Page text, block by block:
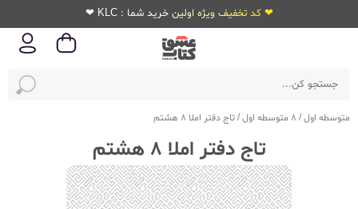
❤ کد تخفیف ویژه اولین خرید شما : KLC ❤
متوسطه اول/8 متوسطه اول /تاج دفتر املا 8 هشتم
تاج دفتر املا 8 هشتم